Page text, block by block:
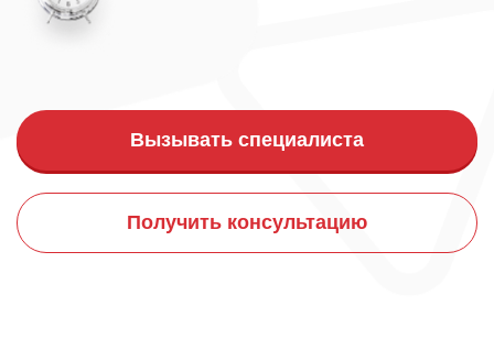
Вызывать специалиста
Получить консультацию